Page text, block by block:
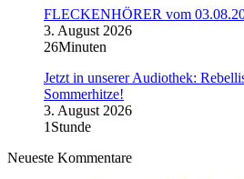
FLECKENHÖRER vom
3. August 2026
26Minuten
Jetzt in unserer Audiothek:
Sommerhitze!
3. August 2026
1Stunde
Neueste Kommentare